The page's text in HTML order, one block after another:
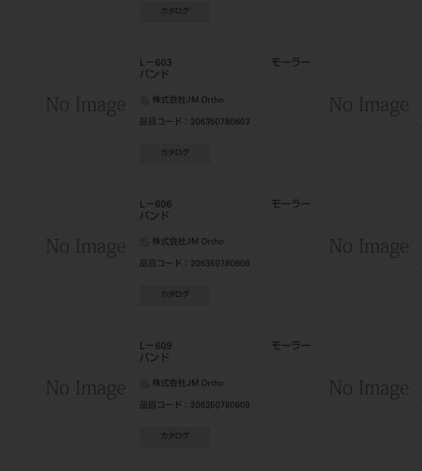
カタログ
L－603 モーラー
バンド
株式会社JM Ortho
品目コード ：206350780603
カタログ
L－606 モーラー
バンド
株式会社JM Ortho
品目コード ：206350780606
カタログ
L－609 モーラー
バンド
株式会社JM Ortho
品目コード ：206350780609
カタログ